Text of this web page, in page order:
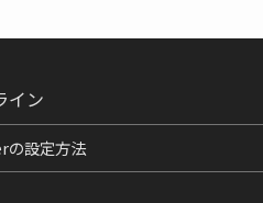
イン
の設定方法